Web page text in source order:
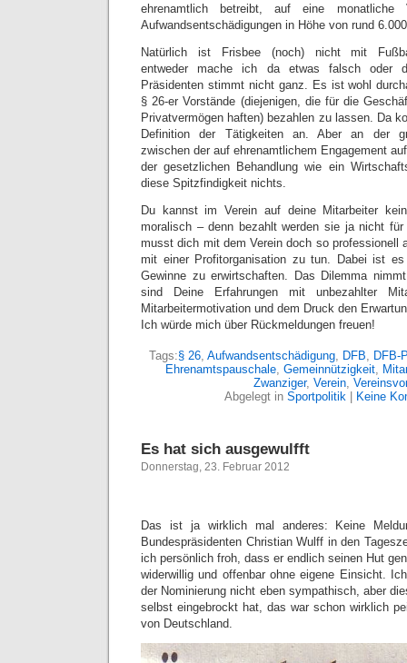
ehrenamtlich betreibt, auf eine
Aufwandsentschädigungen in Höhe von rund
Natürlich ist Frisbee (noch) nicht mit
entweder mache ich da etwas falsch oder
Präsidenten stimmt nicht ganz. Es ist wohl
§ 26-er Vorstände (diejenigen, die für die
Privatvermögen haften) bezahlen zu lassen. Da
Definition der Tätigkeiten an. Aber an der
zwischen der auf ehrenamtlichem Engagement
der gesetzlichen Behandlung wie ein
diese Spitzfindigkeit nichts.
Du kannst im Verein auf deine Mitarbeiter
moralisch – denn bezahlt werden sie ja nicht
musst dich mit dem Verein doch so professionell
mit einer Profitorganisation zu tun. Dabei ist
Gewinne zu erwirtschaften. Das Dilemma
sind Deine Erfahrungen mit unbezahlter
Mitarbeitermotivation und dem Druck den
Ich würde mich über Rückmeldungen freuen!
Tags:§ 26, Aufwandsentschädigung, DFB, DFB-
Ehrenamtspauschale, Gemeinnützigkeit,
Zwanziger, Verein,
Abgelegt in Sportpolitik| Keine
Es hat sich ausgewulfft
Donnerstag, 23. Februar 2012
Das ist ja wirklich mal anderes: Keine
Bundespräsidenten Christian Wulff in den
ich persönlich froh, dass er endlich seinen Hut
widerwillig und offenbar ohne eigene Einsicht.
der Nominierung nicht eben sympathisch, aber
selbst eingebrockt hat, das war schon wirklich
von Deutschland.